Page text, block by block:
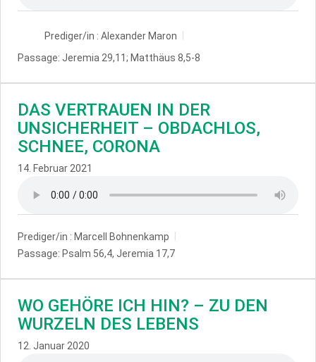
Prediger/in : Alexander Maron
Passage: Jeremia 29,11; Matthäus 8,5-8
DAS VERTRAUEN IN DER
UNSICHERHEIT – OBDACHLOS,
SCHNEE, CORONA
14. Februar 2021
Prediger/in : Marcell Bohnenkamp
Passage: Psalm 56,4, Jeremia 17,7
WO GEHÖRE ICH HIN? – ZU DEN
WURZELN DES LEBENS
12. Januar 2020